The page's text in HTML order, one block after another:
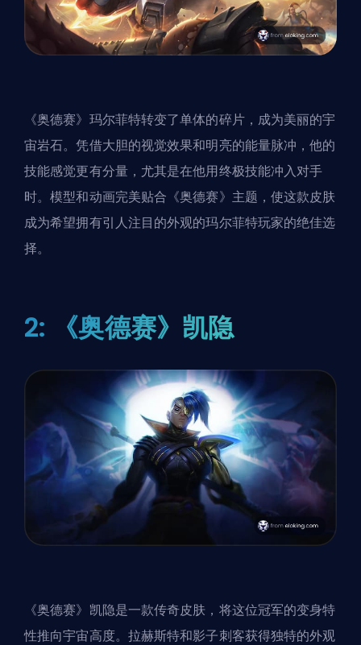
《奥德赛》玛尔菲特转变了单体的碎片，成为美丽的宇
宙岩石。凭借大胆的视觉效果和明亮的能量脉冲，他的
技能感觉更有分量，尤其是在他用终极技能冲入对手
时。模型和动画完美贴合《奥德赛》主题，使这款皮肤
成为希望拥有引人注目的外观的玛尔菲特玩家的绝佳选
择。
2: 《奥德赛》凯隐
《奥德赛》凯隐是一款传奇皮肤，将这位冠军的变身特
性推向宇宙高度。拉赫斯特和影子刺客获得独特的外观